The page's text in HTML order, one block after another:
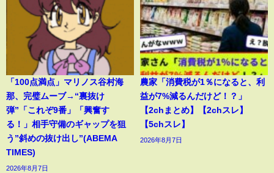
「100点満点」マリノス谷村海
那、完璧ムーブ→“裏抜け
弾”「これぞ9番」「興奮す
る！」相手守備のギャップを狙
う”斜めの抜け出し”(ABEMA
TIMES)
2026年8月7日
農家「消費税が1％になると、利
益が7%減るんだけど！？」
【2chまとめ】【2chスレ】
【5chスレ】
2026年8月7日